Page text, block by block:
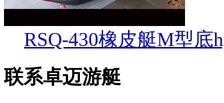
RSQ-430橡皮艇M型底
联系卓迈游艇